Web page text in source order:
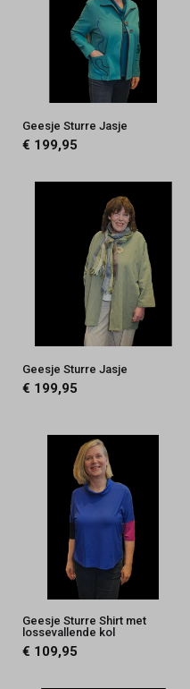
Geesje Sturre Jasje
€ 199,95
Geesje Sturre Jasje
€ 199,95
Geesje Sturre Shirt met
lossevallende kol
€ 109,95